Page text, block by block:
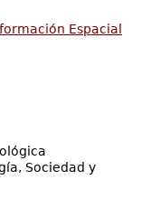
Espacial
Sociedad y